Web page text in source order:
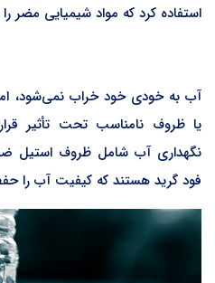
استفاده کرد که مواد شیمیایی مضر
آب به خودی خود خراب نمی‌شود،
یا ظروف نامناسب تحت تأثیر
نگهداری آب شامل ظروف استیل
فود گرید هستند که کیفیت آب را